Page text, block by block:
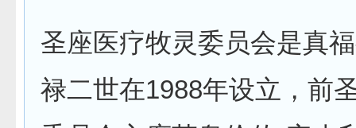
圣座医疗牧灵委员会是真
禄二世在1988年设立，前